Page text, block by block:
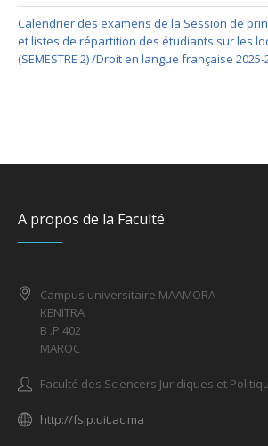
Calendrier des examens de la Session de
et listes de répartition des étudiants sur les
(SEMESTRE 2) /Droit en langue française 2025-
A propos de la Faculté
Campus universitaire MAAMORA
KENITRA
B .P 402
MAROC
Faculté des Sciencers Juridiques et
http://fsjp.uit.ac.ma